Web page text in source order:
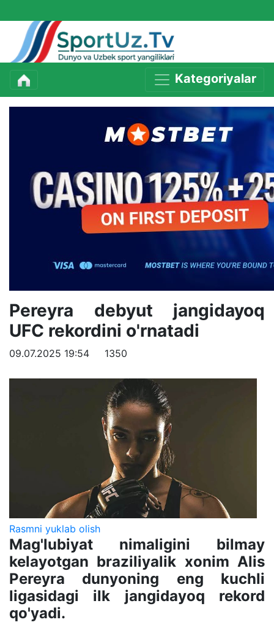
Kategoriyalar
Pereyra debyut jangidayoq
UFC rekordini o'rnatadi
09.07.2025 19:54 1350
Rasmni yuklab olish
Mag'lubiyat nimaligini bilmay
kelayotgan braziliyalik xonim Alis
Pereyra dunyoning eng kuchli
ligasidagi ilk jangidayoq rekord
qo'yadi.